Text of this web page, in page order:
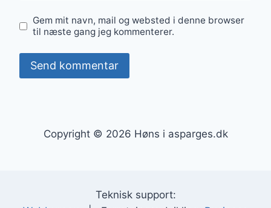
Gem mit navn, mail og websted i denne browser
til næste gang jeg kommenterer.
Copyright © 2026 Høns i asparges.dk
Teknisk support: